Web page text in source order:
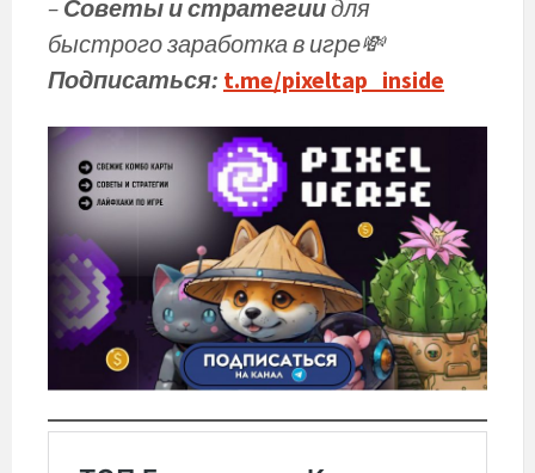
– Советы и стратегиидля
быстрого заработка в игре💸
Подписаться: t.me/pixeltap_inside